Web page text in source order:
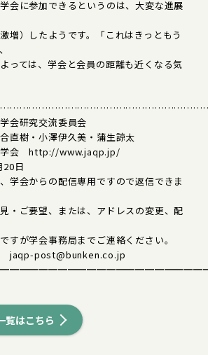
会に参加できるというのは、大変な進展
増）したようです。「これはきっともう
っては、学会と会員の距離も近くなる気
会研究交流委員会
直樹・小澤伊久美・蒲生諒太
学会 http://www.jaqp.jp/
20日
学会からの配信専用ですので返信できま
・ご要望、または、アドレスの変更、配
すが学会事務局までご連絡ください。
jaqp-post@bunken.co.jp
覧はこちら